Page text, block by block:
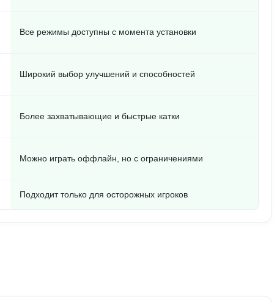
Все режимы доступны с момента установки
Широкий выбор улучшений и способностей
Более захватывающие и быстрые катки
Можно играть оффлайн, но с ограничениями
Подходит только для осторожных игроков